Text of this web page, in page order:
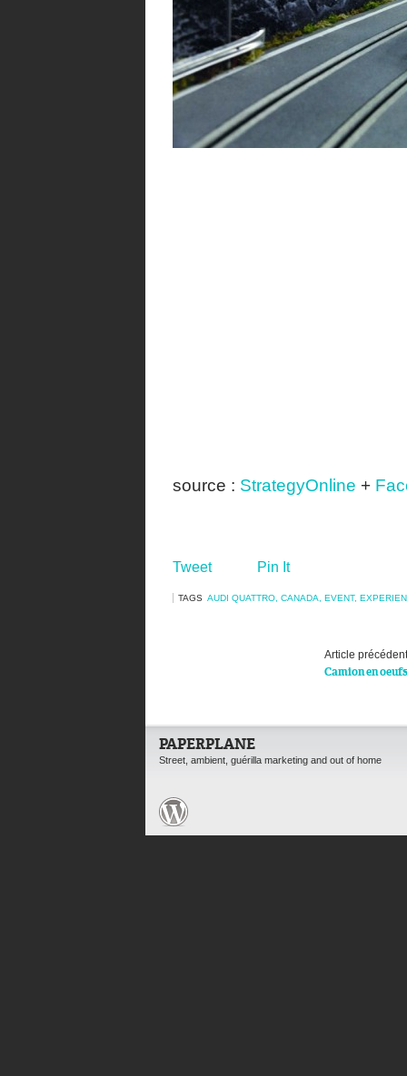
source : StrategyOnline +
Tweet Pin It
TAGS AUDI QUATTRO, CANADA, EVENT,
Article précédent
Camion en oeufs
PAPERPLANE
Street, ambient, guérilla marketing and out of home